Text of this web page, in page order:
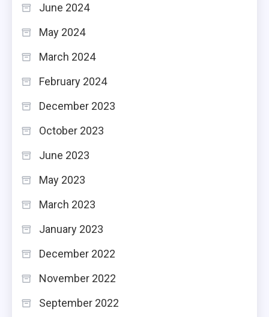
June 2024
May 2024
March 2024
February 2024
December 2023
October 2023
June 2023
May 2023
March 2023
January 2023
December 2022
November 2022
September 2022